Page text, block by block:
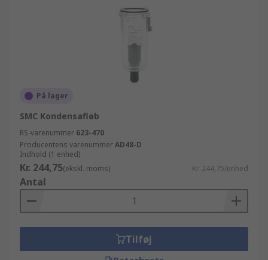
På lager
SMC Kondensafløb
RS-varenummer 623-470
Producentens varenummerAD48-D
Indhold (1 enhed)
Kr. 244,75(ekskl. moms) Kr. 244,75/enhed
Antal
Tilføj